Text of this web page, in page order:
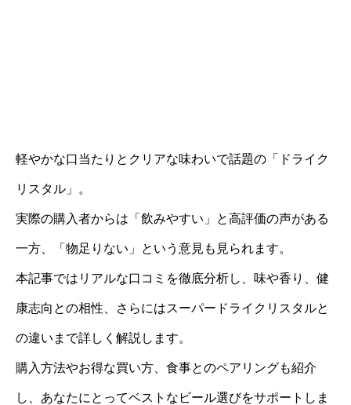
軽やかな口当たりとクリアな味わいで話題の「ドライク
リスタル」。
実際の購入者からは「飲みやすい」と高評価の声がある
一方、「物足りない」という意見も見られます。
本記事ではリアルな口コミを徹底分析し、味や香り、健
康志向との相性、さらにはスーパードライクリスタルと
の違いまで詳しく解説します。
購入方法やお得な買い方、食事とのペアリングも紹介
し、あなたにとってベストなビール選びをサポートしま